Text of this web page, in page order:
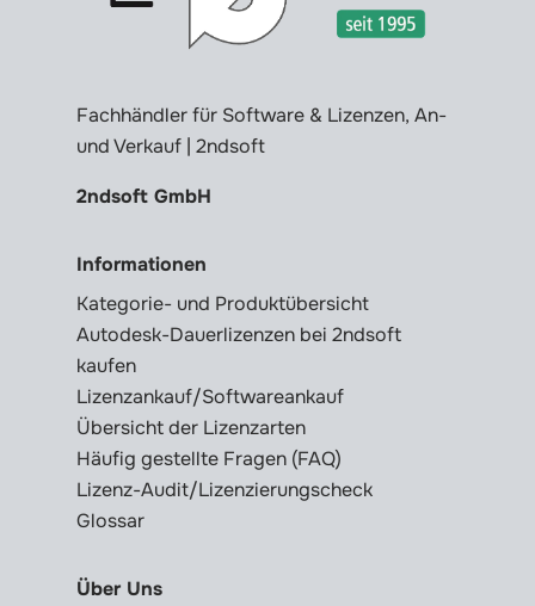
Fachhändler für Software & Lizenzen, An-
und Verkauf | 2ndsoft
2ndsoft GmbH
Informationen
Kategorie- und Produktübersicht
Autodesk-Dauerlizenzen bei 2ndsoft
kaufen
Lizenzankauf/Softwareankauf
Übersicht der Lizenzarten
Häufig gestellte Fragen (FAQ)
Lizenz-Audit/Lizenzierungscheck
Glossar
Über Uns